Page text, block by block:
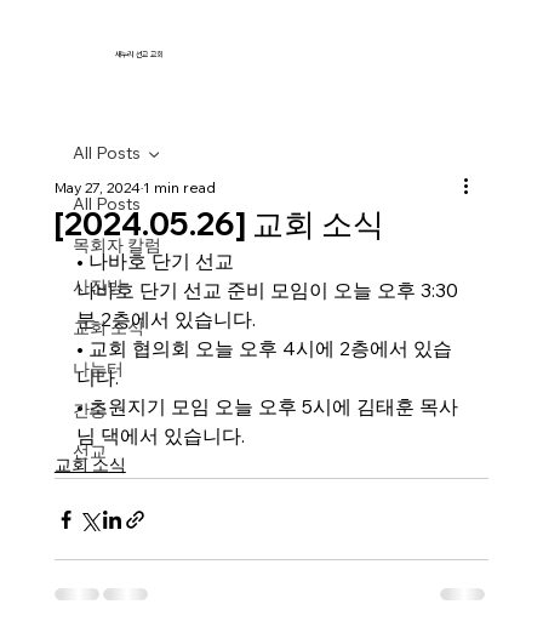
새누리 선교 교회
All Posts
목회자 칼럼
사진방
교회 소식
나눔터
간증
선교
All Posts
[2024.05.26] 교회 소식
May 27, 20241 min read
• 나바호 단기 선교
나바호 단기 선교 준비 모임이 오늘 오후 3:30
분 2층에서 있습니다.
• 교회 협의회 오늘 오후 4시에 2층에서 있습
니다.
• 초원지기 모임 오늘 오후 5시에 김태훈 목사
님 댁에서 있습니다.
교회 소식